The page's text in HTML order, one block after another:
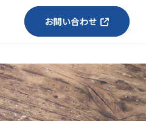
お問い合わせ